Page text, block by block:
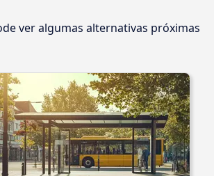
ver algumas alternativas próximas